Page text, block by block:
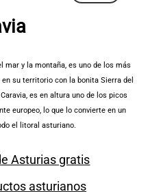
mar y la montaña, es uno de los más
su territorio con la bonita Sierra del
es en altura uno de los picos
europeo, lo que lo convierte en un
el litoral asturiano.
Asturias gratis
asturianos